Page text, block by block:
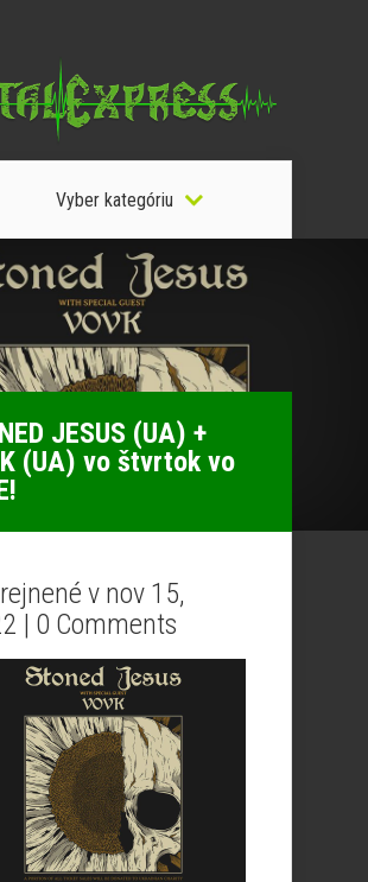
Vyber kategóriu
JESUS (UA) +
(UA) vo štvrtok vo
v nov 15,
| 0 Comments